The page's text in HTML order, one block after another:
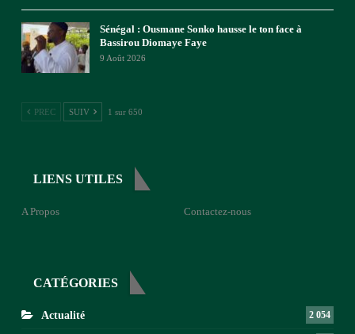
Sénégal : Ousmane Sonko hausse le ton face à
Bassirou Diomaye Faye
9 Août 2026
PREC SUIV 1 sur 650
LIENS UTILES
A Propos Contactez-nous
CATÉGORIES
Actualité 2 054